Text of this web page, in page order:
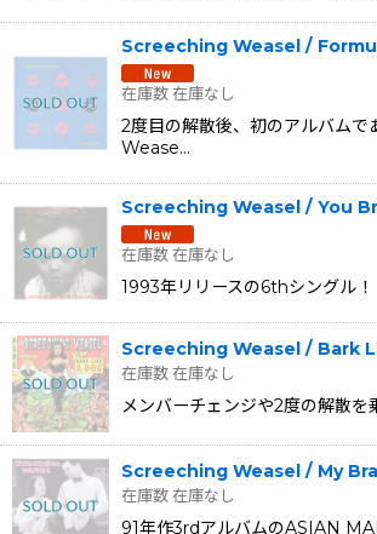
Screeching Weasel /
在庫数 在庫なし
2度目の解散後、初のアルバム
Wease…
Screeching Weasel / You
在庫数 在庫なし
1993年リリースの6thシングル
Screeching Weasel / Bark
在庫数 在庫なし
メンバーチェンジや2度の解散
Screeching Weasel / My
在庫数 在庫なし
91年作3rdアルバムのASIAN